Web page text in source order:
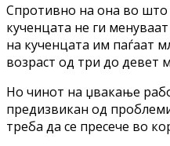
Спротивно на она во
кученцата не ги
на кученцата им паѓаат
возраст од три до девет
Но чинот на џвакање
предизвикан од
треба да се пресече во